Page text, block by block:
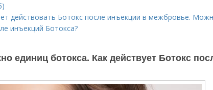
действовать Ботокс после инъекции в межбровье.
инъекций Ботокса?
единиц ботокса. Как действует Ботокс